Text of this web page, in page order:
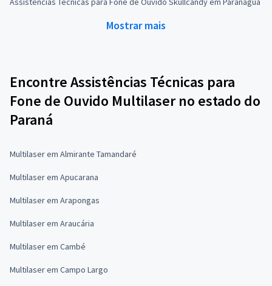
Mostrar mais
Encontre Assistências Técnicas para
Fone de Ouvido Multilaser no estado do
Paraná
Multilaser em Almirante Tamandaré
Multilaser em Apucarana
Multilaser em Arapongas
Multilaser em Araucária
Multilaser em Cambé
Multilaser em Campo Largo